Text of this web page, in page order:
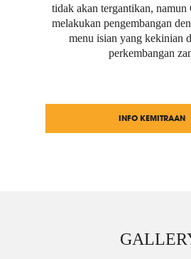
tidak akan tergantikan, namun
melakukan pengembangan
menu isian yang kekinian
perkembangan
INFO KEMITRAAN